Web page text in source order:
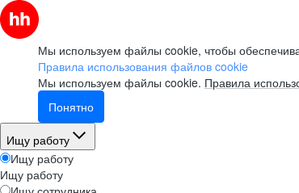
Мы используем файлы cookie, чтобы
Правила использования файлов cookie
Мы используем файлы cookie. Правила
Понятно
Ищу работу
Ищу работу
Ищу работу